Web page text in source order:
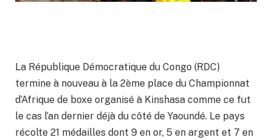
La République Démocratique du Congo (RDC)
termine à nouveau à la 2ème place du Championnat
d’Afrique de boxe organisé à Kinshasa comme ce fut
le cas l’an dernier déjà du côté de Yaoundé. Le pays
récolte 21 médailles dont 9 en or, 5 en argent et 7 en